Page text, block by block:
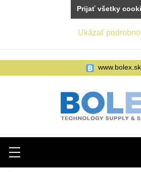
Hľadať
Menu
www.bolex.sk
Ukázať
Prijať všetky